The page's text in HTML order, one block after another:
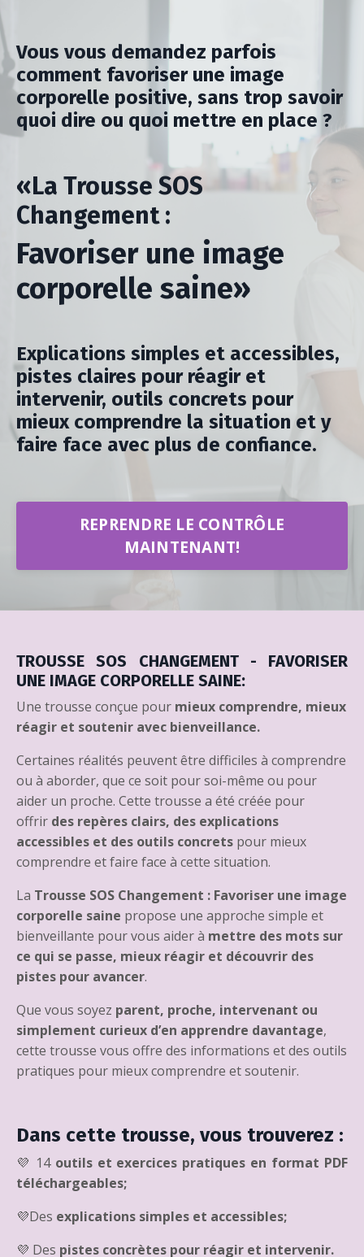
Vous vous demandez parfois
comment favoriser une image
corporelle positive, sans trop savoir
quoi dire ou quoi mettre en place ?
«La Trousse SOS
Changement :
Favoriser une image
corporelle saine»
Explications simples et accessibles,
pistes claires pour réagir et
intervenir, outils concrets pour
mieux comprendre la situation et y
faire face avec plus de confiance.
REPRENDRE LE CONTRÔLE
MAINTENANT!
TROUSSE SOS CHANGEMENT - FAVORISER
UNE IMAGE CORPORELLE SAINE:
Une trousse conçue pour mieux comprendre, mieux
réagir et soutenir avec bienveillance.
Certaines réalités peuvent être difficiles à comprendre
ou à aborder, que ce soit pour soi-même ou pour
aider un proche. Cette trousse a été créée pour
offrir des repères clairs, des explications
accessibles et des outils concrets pour mieux
comprendre et faire face à cette situation.
La Trousse SOS Changement : Favoriser une image
corporelle saine propose une approche simple et
bienveillante pour vous aider à mettre des mots sur
ce qui se passe, mieux réagir et découvrir des
pistes pour avancer.
Que vous soyez parent, proche, intervenant ou
simplement curieux d’en apprendre davantage,
cette trousse vous offre des informations et des outils
pratiques pour mieux comprendre et soutenir.
Dans cette trousse, vous trouverez :
💜 14 outils et exercices pratiques en format PDF
téléchargeables;
💜Des explications simples et accessibles;
💜 Des pistes concrètes pour réagir et intervenir.